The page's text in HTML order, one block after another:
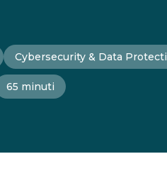
Cybersecurity & Data
65 minuti